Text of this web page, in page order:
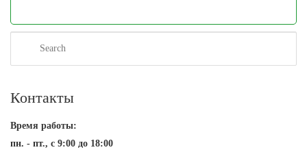
Search
Контакты
Время работы:
пн. - пт., с 9:00 до 18:00